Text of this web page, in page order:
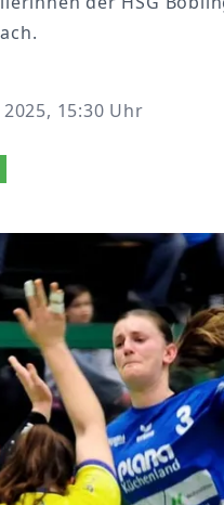
15:30 Uhr